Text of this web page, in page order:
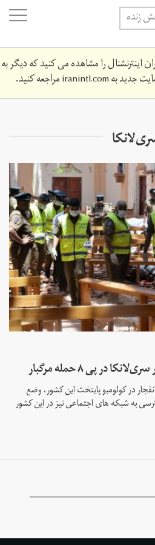
زنده
را مشاهده می کنید که دیگر به
جدید بهiranintl.comمراجعه کنید.
پی ۸ حمله مرگبار
در کولومبو پایتخت این کشور، وضع
به شبکه های اجتماعی نیز در این کشور